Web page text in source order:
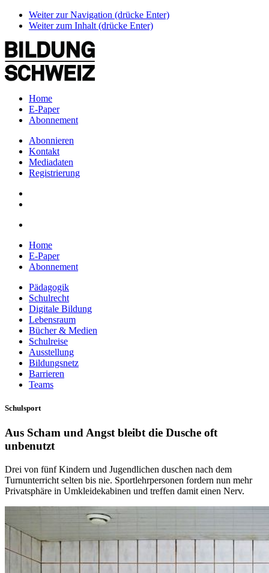
Weiter zur Navigation (drücke Enter)
Weiter zum Inhalt (drücke Enter)
Home
E-Paper
Abonnement
Abonnieren
Kontakt
Mediadaten
Registrierung
Home
E-Paper
Abonnement
Pädagogik
Schulrecht
Digitale Bildung
Lebensraum
Bücher & Medien
Schulreise
Ausstellung
Bildungsnetz
Barrieren
Teams
Schulsport
Aus Scham und Angst bleibt die Dusche oft
unbenutzt
Drei von fünf Kindern und Jugendlichen duschen nach dem
Turnunterricht selten bis nie. Sportlehrpersonen fordern nun mehr
Privatsphäre in Umkleidekabinen und treffen damit einen Nerv.